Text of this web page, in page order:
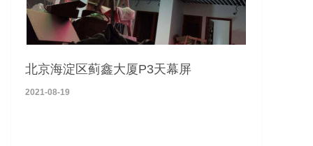
北京海淀区蓟鑫大厦P3天幕屏
2021-08-19